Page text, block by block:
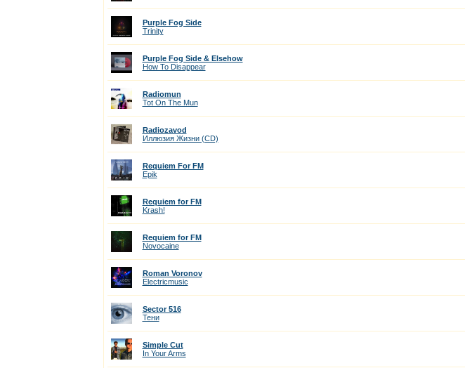
Purple Fog Side
Trinity
Purple Fog Side & Elsehow
How To Disappear
Radiomun
Tot On The Mun
Radiozavod
Иллюзия Жизни (CD)
Requiem For FM
Epik
Requiem for FM
Krash!
Requiem for FM
Novocaine
Roman Voronov
Electricmusic
Sector 516
Тени
Simple Cut
In Your Arms